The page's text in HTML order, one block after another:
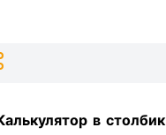
в столбик